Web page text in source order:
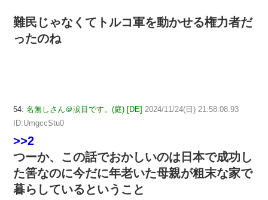
難民じゃなくてトルコ軍を動かせる権力者だ
ったのね
54: 名無しさん＠涙目です。(庭) [DE] 2024/11/24(日) 21:58:08.93
ID:UmgccStu0
>>2
つーか、この話でおかしいのは日本で成功し
た筈なのに今だに年老いた母親が粗末な家で
暮らしているということ